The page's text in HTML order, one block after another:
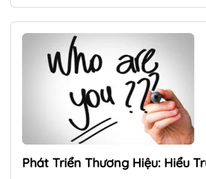
Phát Triển Thương Hiệu: Hiểu